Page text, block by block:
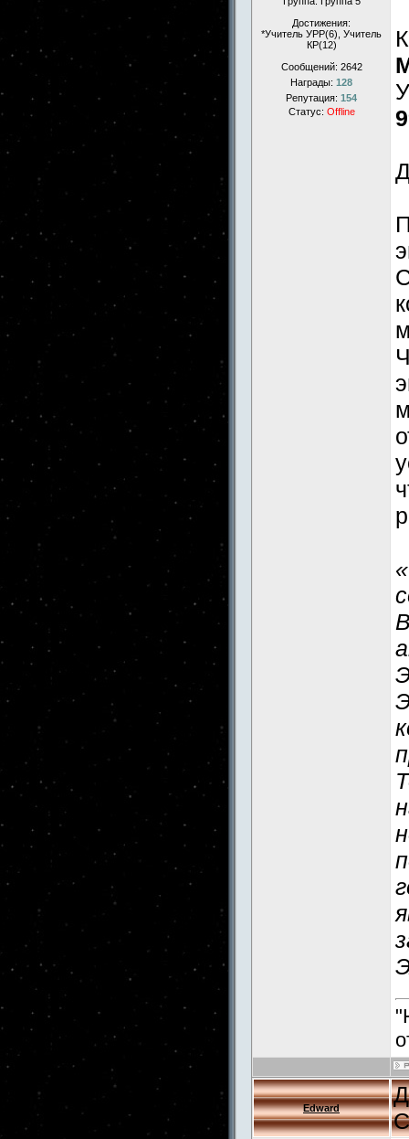
Достижения:
*Учитель УРР(6), Учитель
КР(12)
Сообщений: 2642
Награды: 128
Репутация: 154
Статус: Offline
Edward